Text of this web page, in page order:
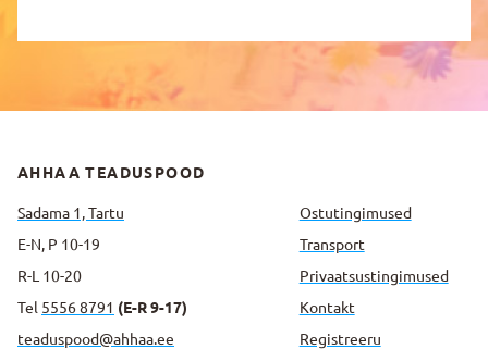
AHHAA TEADUSPOOD
Sadama 1, Tartu
E-N, P 10-19
R-L 10-20
Tel 5556 8791 (E-R 9-17)
teaduspood@ahhaa.ee
Ostutingimused
Transport
Privaatsus­tingimused
Kontakt
Registreeru